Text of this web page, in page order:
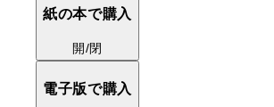
紙の本で購入
開/閉
電子版で購入